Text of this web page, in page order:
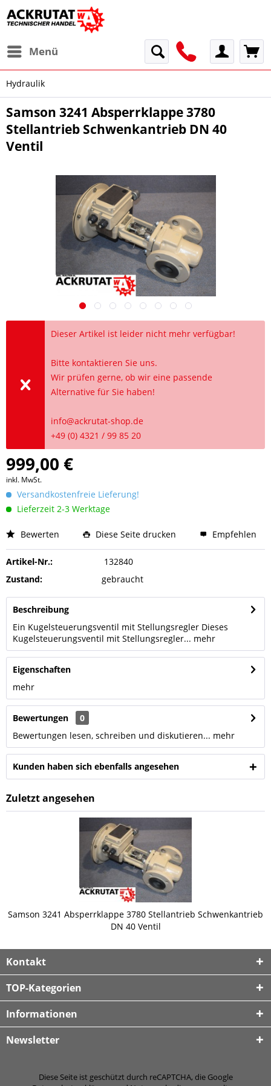
Menü
Hydraulik
Samson 3241 Absperrklappe 3780
Stellantrieb Schwenkantrieb DN 40
Ventil
Dieser Artikel ist leider nicht mehr verfügbar!
Bitte kontaktieren Sie uns.
Wir prüfen gerne, ob wir eine passende
Alternative für Sie haben!
info@ackrutat-shop.de
+49 (0) 4321 / 99 85 20
999,00 €
inkl. MwSt.
Versandkostenfreie Lieferung!
Lieferzeit 2-3 Werktage
Bewerten Diese Seite drucken Empfehlen
Artikel-Nr.:
132840
Zustand:
gebraucht
Beschreibung
Ein Kugelsteuerungsventil mit Stellungsregler Dieses
Kugelsteuerungsventil mit Stellungsregler... mehr
Eigenschaften
mehr
Bewertungen
0
Bewertungen lesen, schreiben und diskutieren... mehr
Kunden haben sich ebenfalls angesehen
Zuletzt angesehen
Samson 3241 Absperrklappe 3780 Stellantrieb Schwenkantrieb
DN 40 Ventil
Kontakt
TOP-Kategorien
Informationen
Newsletter
Diese Seite ist geschützt durch reCAPTCHA, die Google